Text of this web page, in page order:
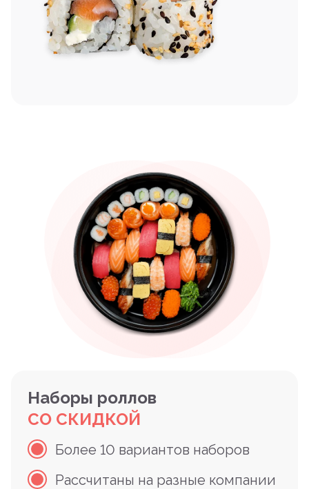
Наборы роллов
СО СКИДКОЙ
Более 10 вариантов наборов
Рассчитаны на разные компании